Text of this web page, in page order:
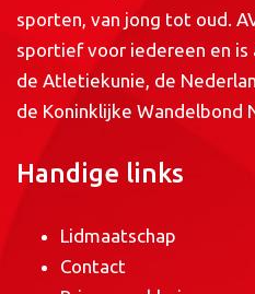
sporten, van jong tot oud.
sportief voor iedereen en is
de Atletiekunie, de
de Koninklijke Wandelbond
Handige links
Lidmaatschap
Contact